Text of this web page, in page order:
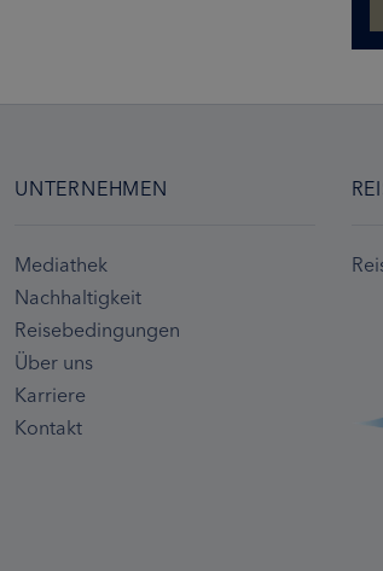
UNTERNEHMEN
Mediathek
Nachhaltigkeit
Reisebedingungen
Über uns
Karriere
Kontakt